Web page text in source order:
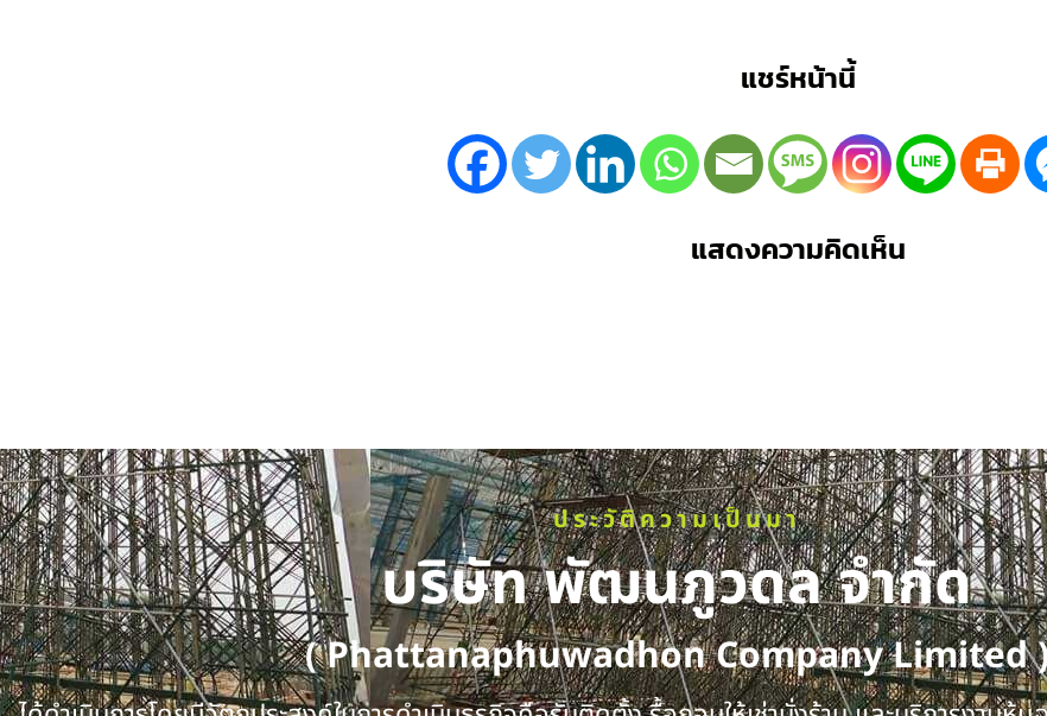
แชร์หน้านี้
แสดงความคิดเห็น
ประวัติความเป็นมา
บริษัท พัฒนภูวดล จำกัด
( Phattanaphuwadhon Company Limited